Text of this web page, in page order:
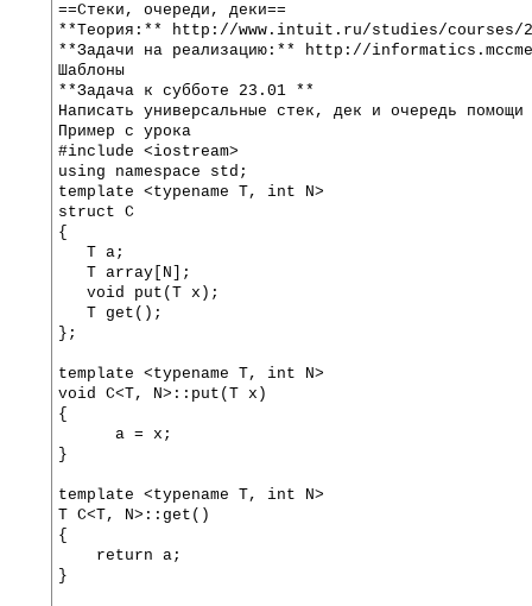
==Стеки, очереди, деки==
**Теория:** http://www.intuit.ru/studies/courses/
**Задачи на реализацию:** http://
Шаблоны
**Задача к субботе 23.01 **
Написать универсальные стек, дек и очередь
Пример с урока
#include <iostream>
using namespace std;
template <typename T, int N>
struct C
{
T a;
T array[N];
void put(T x);
T get();
};
template <typename T, int N>
void C<T, N>::put(T x)
{
a = x;
}
template <typename T, int N>
T C<T, N>::get()
{
return a;
}